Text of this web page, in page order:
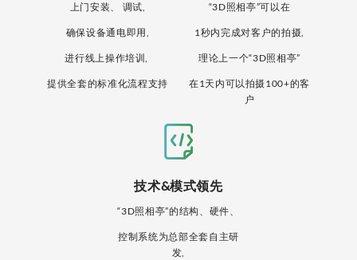
上门安装、 调试,
确保设备通电即用,
进行线上操作培训,
提供全套的标准化流程支持
“3D照相亭”可以在
1秒内完成对客户的拍摄,
理论上一个“3D照相亭”
在1天内可以拍摄100+的客
户
技术&模式领先
“3D照相亭”的结构、硬件、
控制系统为总部全套自主研
发,